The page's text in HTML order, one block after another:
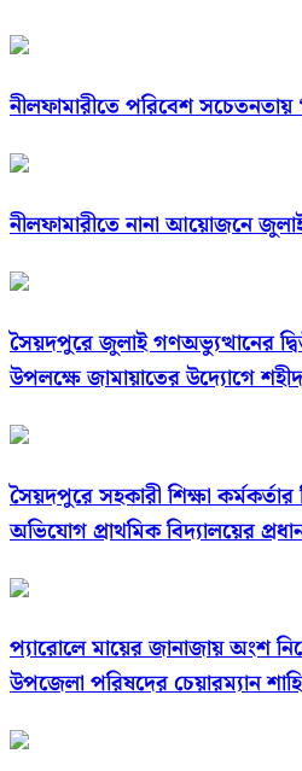
নীলফামারীতে পরিবেশ সচেতনতায়
নীলফামারীতে নানা আয়োজনে
সৈয়দপুরে জুলাই গণঅভ্যুত্থানের
উপলক্ষে জামায়াতের উদ্যোগে
সৈয়দপুরে সহকারী শিক্ষা কর্মকর্তার
অভিযোগ প্রাথমিক বিদ্যালয়ের
প্যারোলে মায়ের জানাজায় অংশ
উপজেলা পরিষদের চেয়ারম্যান